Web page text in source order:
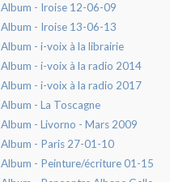
Album - Iroise 12-06-09
Album - Iroise 13-06-13
Album - i-voix à la librairie
Album - i-voix à la radio 2014
Album - i-voix à la radio 2017
Album - La Toscagne
Album - Livorno - Mars 2009
Album - Paris 27-01-10
Album - Peinture/écriture 01-15